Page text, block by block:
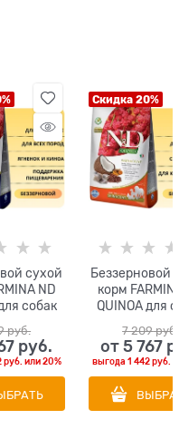
cухой
ND
собак
и
руб.
руб.
руб. или20%
Скидка 20%
Беззерновой
корм
QUINOA для
сельдью и
для кожи и
7 209 руб.
от5 767
выгода 1 442 руб.